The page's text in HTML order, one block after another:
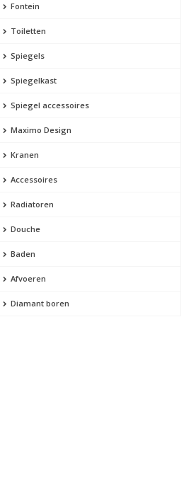
Fontein
Toiletten
Spiegels
Spiegelkast
Spiegel accessoires
Maximo Design
Kranen
Accessoires
Radiatoren
Douche
Baden
Afvoeren
Diamant boren